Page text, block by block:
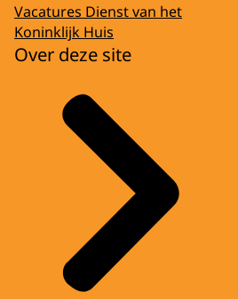
Vacatures Dienst van het
Koninklijk Huis
Over deze site